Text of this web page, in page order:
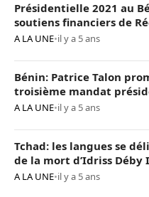
Présidentielle 2021 au
soutiens financiers de
A LA UNE•il y a 5 ans
Bénin: Patrice Talon
troisième mandat
A LA UNE•il y a 5 ans
Tchad: les langues se
de la mort d’Idriss Déby
A LA UNE•il y a 5 ans